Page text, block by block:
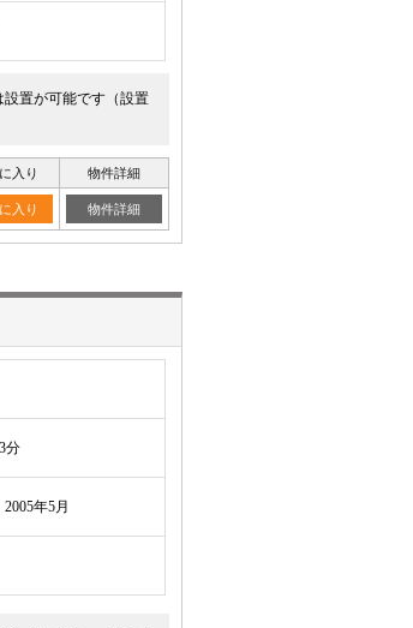
置が可能です（設置
入り 物件詳細
入り 物件詳細
分
2005年5月